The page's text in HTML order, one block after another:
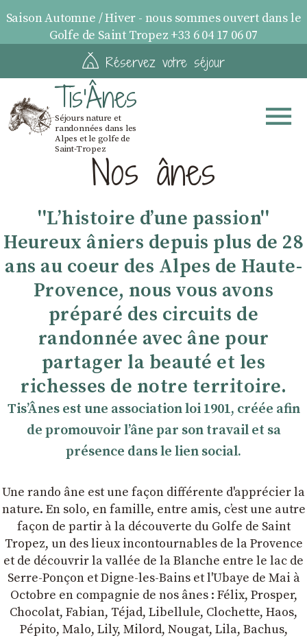
Saison Automne / Hiver - nous sommes ouvert dans le
Golfe de Saint Tropez +33 6 04 17 06 07
Réservez votre séjour
Tis'Ânes
Séjours nature et
randonnées dans les
Alpes et le golfe de
Saint-TropezNos ânes
''Lʼhistoire dʼune passion''
Heureux âniers depuis plus de 28
ans au coeur des Alpes de Haute-
Provence, nous vous avons
préparé des circuits de
randonnée avec âne pour
partager la beauté et les
richesses de notre territoire.
TisʼÂnes est une association loi 1901, créée afin
de promouvoir lʼâne par son travail et sa
présence dans le lien social.
Une rando âne est une façon différente d'apprécier la
nature. En solo, en famille, entre amis, cʼest une autre
façon de partir à la découverte du Golfe de Saint
Tropez, un des lieux incontournables de la Provence
et de découvrir la vallée de la Blanche entre le lac de
Serre-Ponçon et Digne-les-Bains et l'Ubaye de Mai à
Octobre en compagnie de nos ânes : Félix, Prosper,
Chocolat, Fabian, Téjad, Libellule, Clochette, Haos,
Pépito, Malo, Lily, Milord, Nougat, Lila, Bachus,